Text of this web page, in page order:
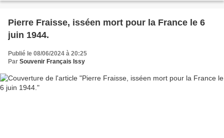
Pierre Fraisse, isséen mort pour la France le 6
juin 1944.
Publié le 08/06/2024 à 20:25
Par Souvenir Français Issy